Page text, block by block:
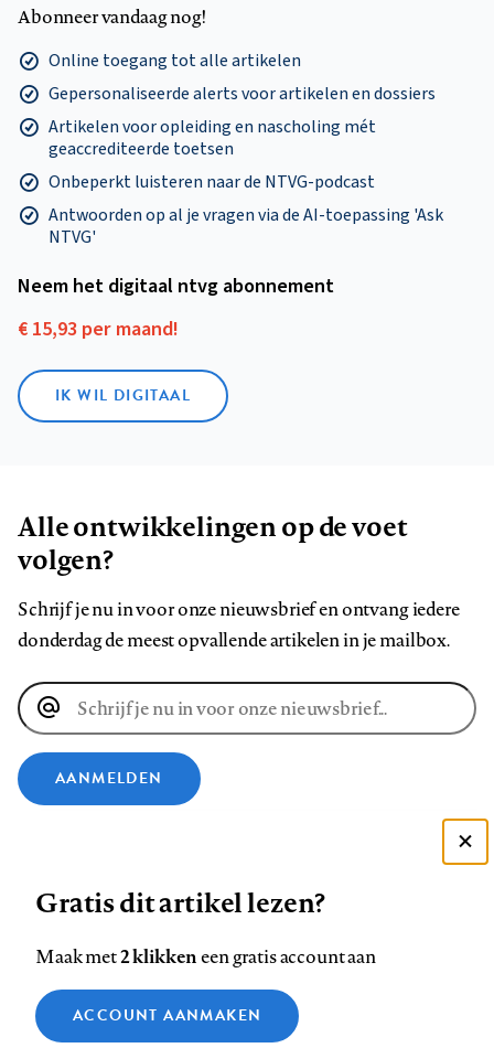
Abonneer vandaag nog!
Online toegang tot alle artikelen
Gepersonaliseerde alerts voor artikelen en dossiers
Artikelen voor opleiding en nascholing mét
geaccrediteerde toetsen
Onbeperkt luisteren naar de NTVG-podcast
Antwoorden op al je vragen via de AI-toepassing 'Ask
NTVG'
Neem het digitaal ntvg abonnement
€ 15,93 per maand!
IK WIL DIGITAAL
Alle ontwikkelingen op de voet
volgen?
Schrijf je nu in voor onze nieuwsbrief en ontvang iedere
donderdag de meest opvallende artikelen in je mailbox.
E-
mailadres
AANMELDEN
ons
op
Facebook
ons
op
LinkedIn
ons
op
Bluesky
ons
op
Instagram
ons
op
YouTube
ons
Footer
Contact Colofon Disclaimer Privacy
Medische vragen verdienen
Gratis dit artikel lezen?
Maak met2 klikkeneen gratis account aan
ACCOUNT AANMAKEN
Zie onze cookie policy
Analytische cookies